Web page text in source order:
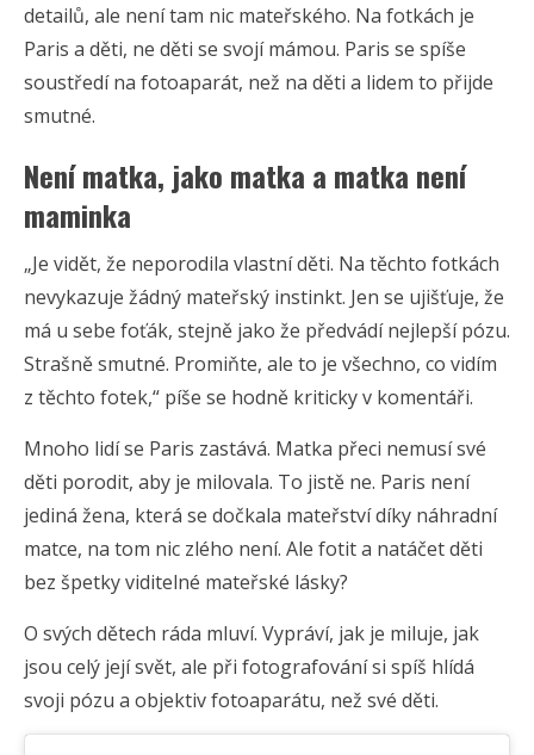
detailů, ale není tam nic mateřského. Na fotkách je
Paris a děti, ne děti se svojí mámou. Paris se spíše
soustředí na fotoaparát, než na děti a lidem to přijde
smutné.
Není matka, jako matka a matka není
maminka
„Je vidět, že neporodila vlastní děti. Na těchto fotkách
nevykazuje žádný mateřský instinkt. Jen se ujišťuje, že
má u sebe foťák, stejně jako že předvádí nejlepší pózu.
Strašně smutné. Promiňte, ale to je všechno, co vidím
z těchto fotek,“ píše se hodně kriticky v komentáři.
Mnoho lidí se Paris zastává. Matka přeci nemusí své
děti porodit, aby je milovala. To jistě ne. Paris není
jediná žena, která se dočkala mateřství díky náhradní
matce, na tom nic zlého není. Ale fotit a natáčet děti
bez špetky viditelné mateřské lásky?
O svých dětech ráda mluví. Vypráví, jak je miluje, jak
jsou celý její svět, ale při fotografování si spíš hlídá
svoji pózu a objektiv fotoaparátu, než své děti.